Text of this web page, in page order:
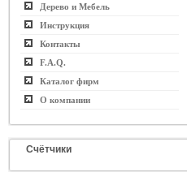
Дерево и Мебель
Инструкция
Контакты
F.A.Q.
Каталог фирм
О компании
Счётчики